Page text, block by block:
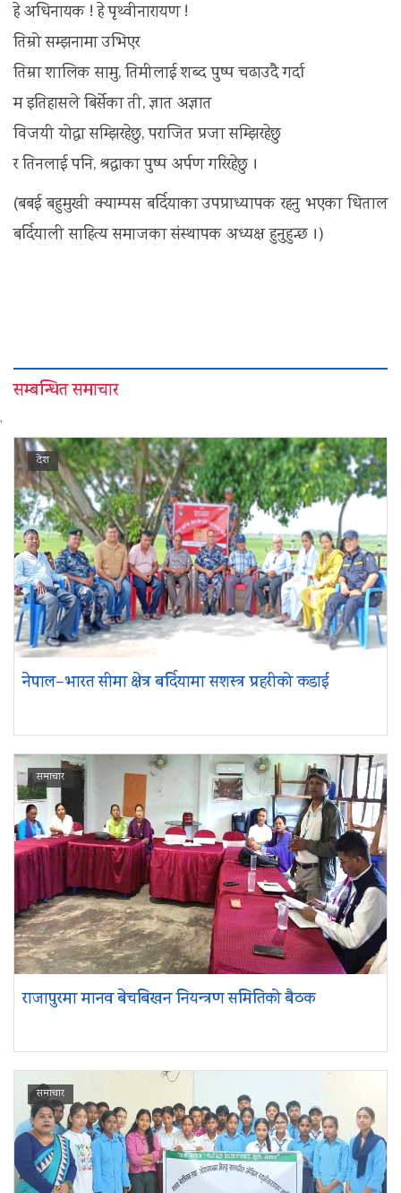
हे अधिनायक ! हे पृथ्वीनारायण !
तिम्रो सम्झनामा उभिएर
तिम्रा शालिक सामु, तिमीलाई शब्द पुष्प चढाउदै गर्दा
म इतिहासले बिर्सेका ती, ज्ञात अज्ञात
विजयी योद्धा सम्झिरहेछु, पराजित प्रजा सम्झिरहेछु
र तिनलाई पनि, श्रद्धाका पुष्प अर्पण गरिरहेछु ।
(बबई बहुमुखी क्याम्पस बर्दियाका उपप्राध्यापक रहनु भएका धिताल
बर्दियाली साहित्य समाजका संस्थापक अध्यक्ष हुनुहुन्छ ।)
सम्बन्धित समाचार
'
देश
नेपाल–भारत सीमा क्षेत्र बर्दियामा सशस्त्र प्रहरीको कडाई
समाचार
राजापुरमा मानव बेचबिखन नियन्त्रण समितिको बैठक
समाचार